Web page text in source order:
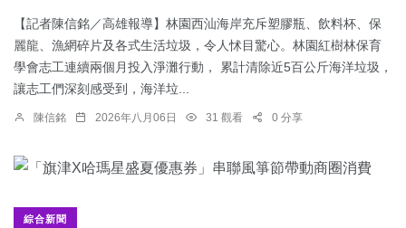
【記者陳信銘／高雄報導】林園西汕海岸充斥塑膠瓶、飲料杯、保
麗龍、漁網碎片及各式生活垃圾，令人怵目驚心。林園紅樹林保育
學會志工連續兩個月投入淨灘行動， 累計清除近5百公斤海洋垃圾，
讓志工們深刻感受到，海洋垃...
陳信銘 2026年八月06日 31 觀看 0 分享
綜合新聞